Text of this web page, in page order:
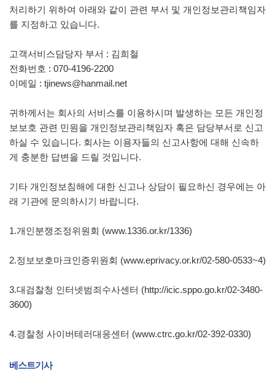
처리하기 위하여 아래와 같이 관련 부서 및 개인정보관리책임자
를 지정하고 있습니다.
고객서비스담당자 부서 : 김희철
전화번호 : 070-4196-2200
이메일 : tjinews@hanmail.net
귀하께서는 회사의 서비스를 이용하시며 발생하는 모든 개인정
보보호 관련 민원을 개인정보관리책임자 혹은 담당부서로 신고
하실 수 있습니다. 회사는 이용자들의 신고사항에 대해 신속하
게 충분한 답변을 드릴 것입니다.
기타 개인정보침해에 대한 신고나 상담이 필요하신 경우에는 아
래 기관에 문의하시기 바랍니다.
1.개인분쟁조정위원회 (www.1336.or.kr/1336)
2.정보보호마크인증위원회 (www.eprivacy.or.kr/02-580-0533~4)
3.대검찰청 인터넷범죄수사센터 (http://icic.sppo.go.kr/02-3480-
3600)
4.경찰청 사이버테러대응센터 (www.ctrc.go.kr/02-392-0330)
베스트기사